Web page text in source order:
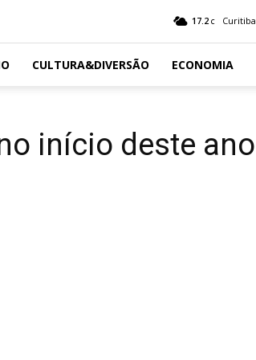
17.2 C Curitiba
CULTURA&DIVERSÃO ECONOMIA
início deste ano